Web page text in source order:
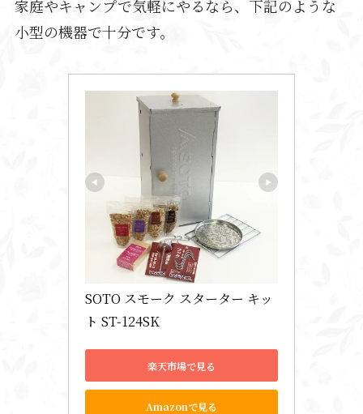
家庭やキャンプで気軽にやるなら、下記のような
小型の機器で十分です。
SOTO スモーク スターター キッ
ト ST-124SK
楽天市場で見る
Amazonで見る